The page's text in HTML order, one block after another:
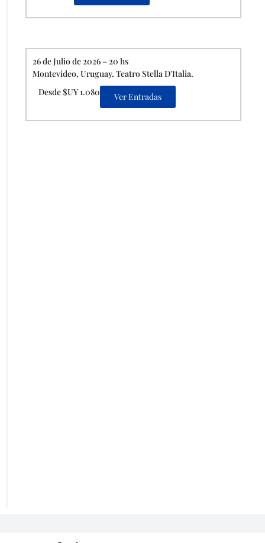
26 de Julio de 2026 – 20 hs
Montevideo, Uruguay. Teatro Stella D'Italia.
Desde $UY 1.080
Ver Entradas